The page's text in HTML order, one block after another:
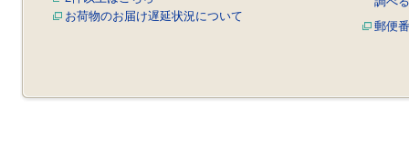
お荷物のお届け遅延状況について
郵便